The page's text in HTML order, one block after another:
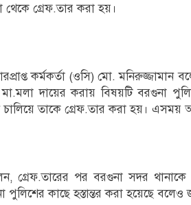
থেকে গ্রেফ.তার করা হয়।
কর্মকর্তা (ওসি) মো.
দায়ের করায় বিষয়টি বরগুনা
চালিয়ে তাকে গ্রেফ.তার করা হয়।
গ্রেফ.তারের পর বরগুনা সদর থানাকে
পুলিশের কাছে হস্তান্তর করা হয়েছে বলেও